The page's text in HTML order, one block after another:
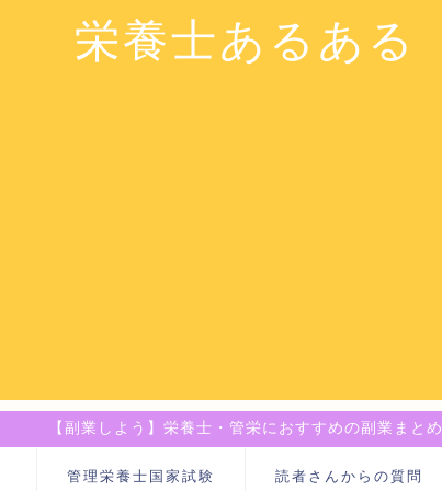
栄養士あるある
【副業しよう】栄養士・管栄におすすめの副業まとめ
管理栄養士国家試験 読者さんからの質問